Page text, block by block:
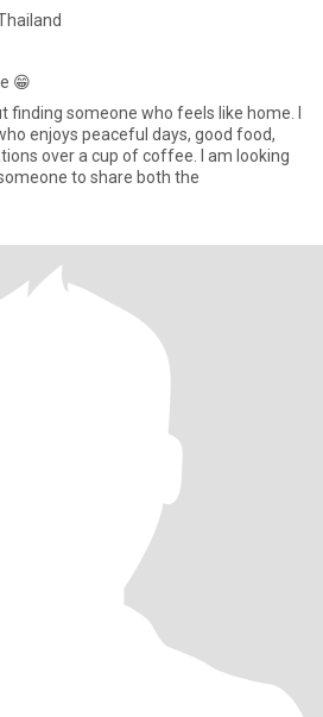
😁
finding someone who feels like home. I
enjoys peaceful days, good food,
a cup of coffee. I am looking
to share both the